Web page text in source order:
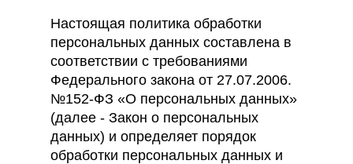
Настоящая политика обработки
персональных данных составлена в
соответствии с требованиями
Федерального закона от 27.07.2006.
№152-ФЗ «О персональных данных»
(далее - Закон о персональных
данных) и определяет порядок
обработки персональных данных и